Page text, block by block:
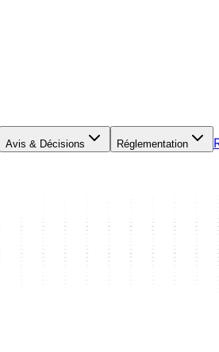
Avis & Décisions Réglementation